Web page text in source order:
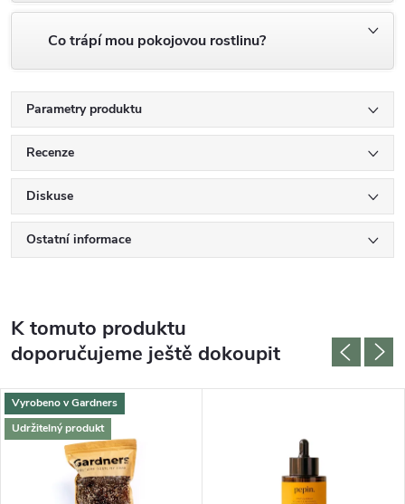
Co trápí mou pokojovou rostlinu?
Parametry produktu
Recenze
Diskuse
Ostatní informace
K tomuto produktu
doporučujeme ještě dokoupit
Vyrobeno v Gardners
Udržitelný produkt